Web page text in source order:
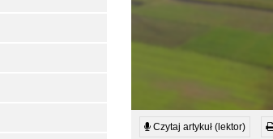
Czytaj artykuł (lektor)